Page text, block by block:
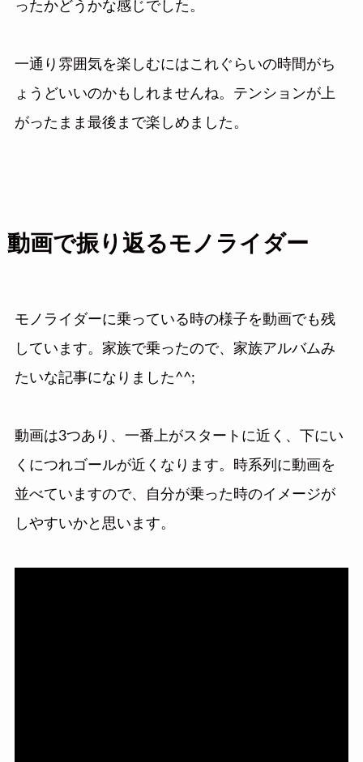
ったかどうかな感じでした。
一通り雰囲気を楽しむにはこれぐらいの時間がち
ょうどいいのかもしれませんね。テンションが上
がったまま最後まで楽しめました。
動画で振り返るモノライダー
モノライダーに乗っている時の様子を動画でも残
しています。家族で乗ったので、家族アルバムみ
たいな記事になりました^^;
動画は3つあり、一番上がスタートに近く、下にい
くにつれゴールが近くなります。時系列に動画を
並べていますので、自分が乗った時のイメージが
しやすいかと思います。